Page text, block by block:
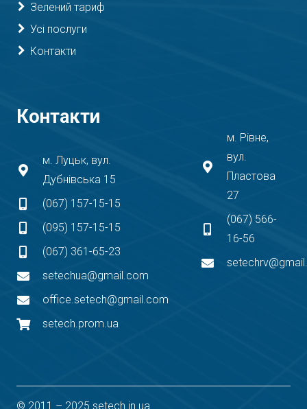
Зелений тариф
Усі послуги
Контакти
Контакти
м. Луцьк, вул.
Дубнівська 15
(067) 157-15-15
(095) 157-15-15
(067) 361-65-23
setechua@gmail.com
office.setech@gmail.com
setech.prom.ua
м. Рівне,
вул.
Пластова
27
(067) 566-
16-56
© 2011 – 2025 setech.in.ua